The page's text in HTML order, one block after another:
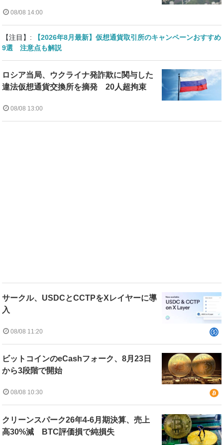
08/08 14:00
【注目】:
【2026年8月最新】仮想通貨取引所のキャンペーンおすすめ
9選 注意点も解説
ロシア当局、ウクライナ発詐欺に関与した
違法仮想通貨交換所を摘発 20人超拘束
08/08 13:00
サークル、USDCとCCTPをXレイヤーに導
入
08/08 11:20
ビットコインのeCashフォーク、8月23日
から3段階で開始
08/08 10:30
クリーンスパーク26年4-6月期決算、売上
高30%減 BTC評価損で純損失